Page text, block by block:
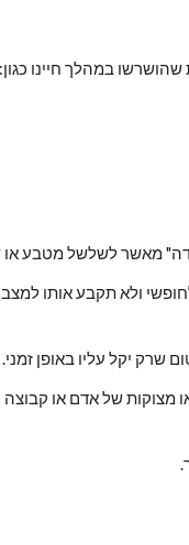
מאשר לשלשל מטבע
שרק יקל עליו באופן זמני.